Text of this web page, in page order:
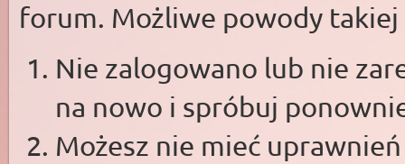
forum. Możliwe powody takiej
Nie zalogowano lub nie
na nowo i spróbuj
Możesz nie mieć